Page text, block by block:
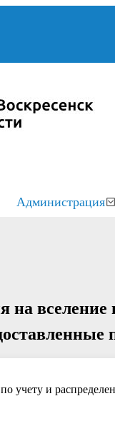
Администрация
вселение
по учету и